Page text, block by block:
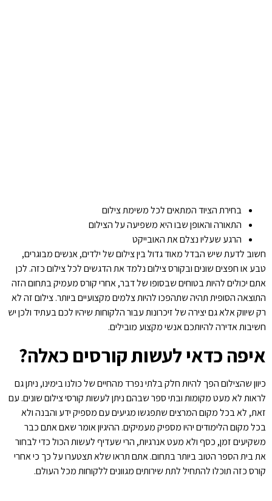
בחירת הציוד המתאים לכל משימת צילום
התאורה והאופן שבו היא משפיעה על הצילום
הרגע שעליו נצלם את האובייקט
חשוב לדעת שיש הבדל מאוד גדול בין צילום של ילדים, אנשים מבוגרים,
טבע או חפצים שונים ובקורס צילום נלמד את הדגשים לכל צילום כזה. לכן
אתם יכולים להיות בטוחים שבסופו של דבר, אחרי קורס מעמיק בתחום הזה
התוצאה הסופית תהיה שתהפכו להיות צלמים מקצועיים ביותר. צילום זה לא
רק שיווק אלא גם יצירה של זיכרונות עבור הלקוחות שיהיו לכם בעתיד ולכן יש
חשיבות אדירה להיותכם אנשי מקצוע מובילים.
איפה כדאי לעשות קורסים כאלה?
כיוון שהצילום הפך להיות חלק בלתי נפרד מהחיים של כולנו בימינו, ניתן גם
לראות לא מעט מקומות ובתי ספר שבהם ניתן לעשות קורסי צילום שונים. עם
זאת, לא בכל מקום המרצים שתפגשו מגיעים עם מספיק ידע והבנה ולא
בכל מקום הלימודים יהיו מספיק מעמיקים. ההיגיון אומר שאם אתם כבר
משקיעים זמן, כסף ולא מעט אנרגיות, הרי שעדיף לעשות הכול כדי לבחור
את בית הספר הטוב ביותר בתחום. אתם תראו שלא תצטערו על כך כי אחרי
קורס כזה תוכלו להתחיל לתת שירותים מגוונים ללקוחות מכל העולם.